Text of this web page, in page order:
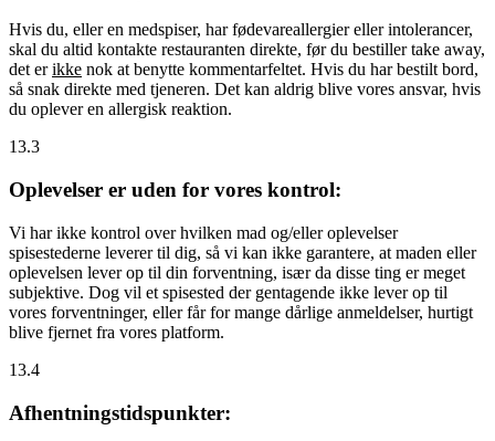
Hvis du, eller en medspiser, har fødevareallergier eller intolerancer,
skal du altid kontakte restauranten direkte, før du bestiller take away,
det erikke nok at benytte kommentarfeltet. Hvis du har bestilt bord,
så snak direkte med tjeneren. Det kan aldrig blive vores ansvar, hvis
du oplever en allergisk reaktion.
13.3
Oplevelser er uden for vores kontrol:
Vi har ikke kontrol over hvilken mad og/eller oplevelser
spisestederne leverer til dig, så vi kan ikke garantere, at maden eller
oplevelsen lever op til din forventning, især da disse ting er meget
subjektive. Dog vil et spisested der gentagende ikke lever op til
vores forventninger, eller får for mange dårlige anmeldelser, hurtigt
blive fjernet fra vores platform.
13.4
Afhentningstidspunkter: